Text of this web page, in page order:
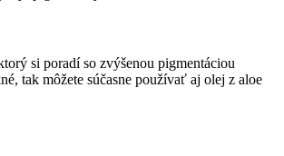
si poradí so zvýšenou pigmentáciou
tak môžete súčasne používať aj olej z aloe